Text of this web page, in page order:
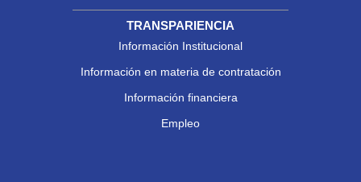
TRANSPARIENCIA
Información Institucional
Información en materia de contratación
Información financiera
Empleo